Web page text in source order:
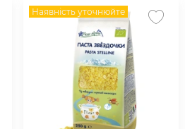
Наявність уточнюйте